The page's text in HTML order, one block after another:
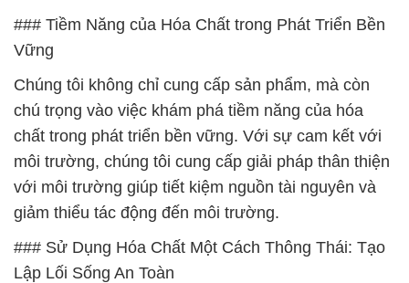
### Tiềm Năng của Hóa Chất trong Phát Triển Bền
Vững
Chúng tôi không chỉ cung cấp sản phẩm, mà còn
chú trọng vào việc khám phá tiềm năng của hóa
chất trong phát triển bền vững. Với sự cam kết với
môi trường, chúng tôi cung cấp giải pháp thân thiện
với môi trường giúp tiết kiệm nguồn tài nguyên và
giảm thiểu tác động đến môi trường.
### Sử Dụng Hóa Chất Một Cách Thông Thái: Tạo
Lập Lối Sống An Toàn